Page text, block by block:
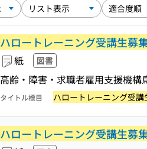
ハロートレーニング受講生募
紙 図書
高齢・障害・求職者雇用支援機構
タイトル標目 ハロートレーニング受講
ハロートレーニング受講生募